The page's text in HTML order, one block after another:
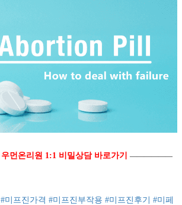
우먼온리원 1:1 비밀상담 바로가기 ――――――
#미프진가격 #미프진부작용 #미프진후기 #미페